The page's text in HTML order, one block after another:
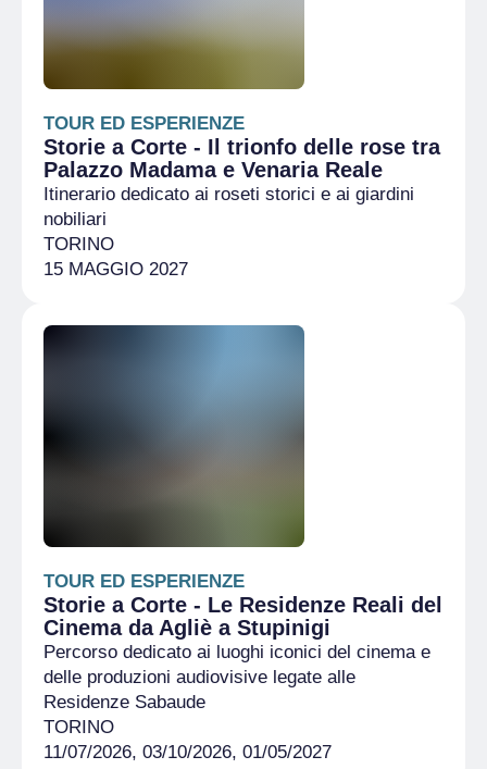
TOUR ED ESPERIENZE
Storie a Corte - Il trionfo delle rose tra
Palazzo Madama e Venaria Reale
Itinerario dedicato ai roseti storici e ai giardini
nobiliari
TORINO
15 MAGGIO 2027
TOUR ED ESPERIENZE
Storie a Corte - Le Residenze Reali del
Cinema da Agliè a Stupinigi
Percorso dedicato ai luoghi iconici del cinema e
delle produzioni audiovisive legate alle
Residenze Sabaude
TORINO
11/07/2026, 03/10/2026, 01/05/2027